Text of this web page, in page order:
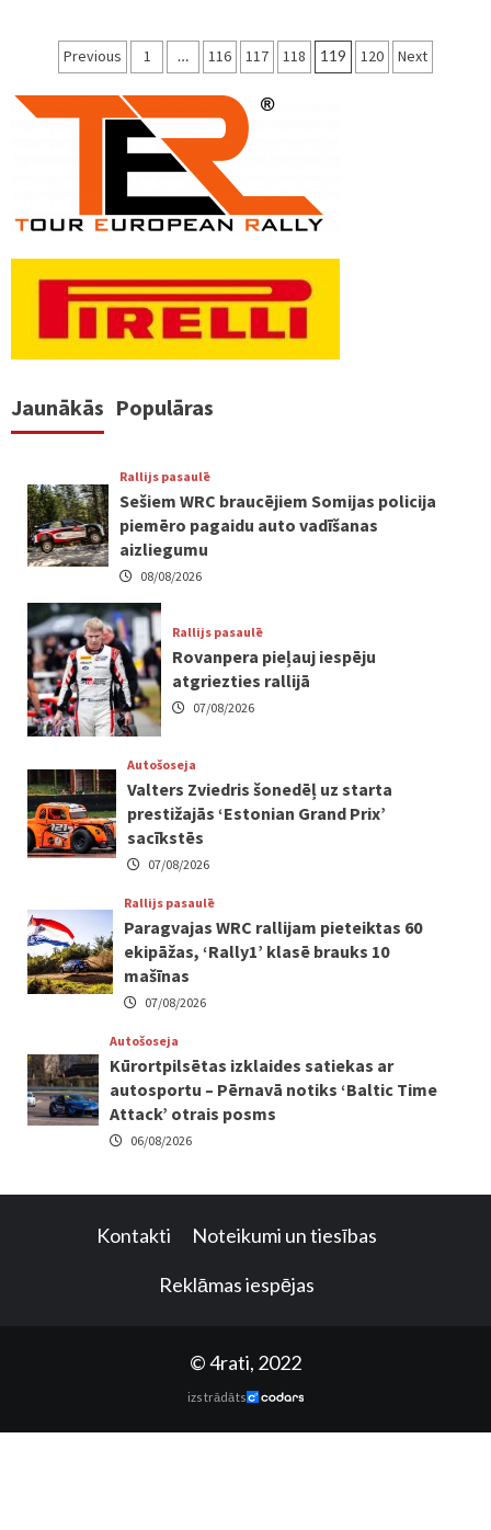
Ziņu
numerācija
pēc
lappusēm
Previous 1 … 116 117 118 119 120 Next
Jaunākās Populāras
Rallijs pasaulē
Sešiem WRC braucējiem Somijas policija
piemēro pagaidu auto vadīšanas
aizliegumu
08/08/2026
Rallijs pasaulē
Rovanpera pieļauj iespēju
atgriezties rallijā
07/08/2026
Autošoseja
Valters Zviedris šonedēļ uz starta
prestižajās ‘Estonian Grand Prix’
sacīkstēs
07/08/2026
Rallijs pasaulē
Paragvajas WRC rallijam pieteiktas 60
ekipāžas, ‘Rally1’ klasē brauks 10
mašīnas
07/08/2026
Autošoseja
Kūrortpilsētas izklaides satiekas ar
autosportu – Pērnavā notiks ‘Baltic Time
Attack’ otrais posms
06/08/2026
Kontakti Noteikumi un tiesības
Reklāmas iespējas
© 4rati, 2022
izstrādāts